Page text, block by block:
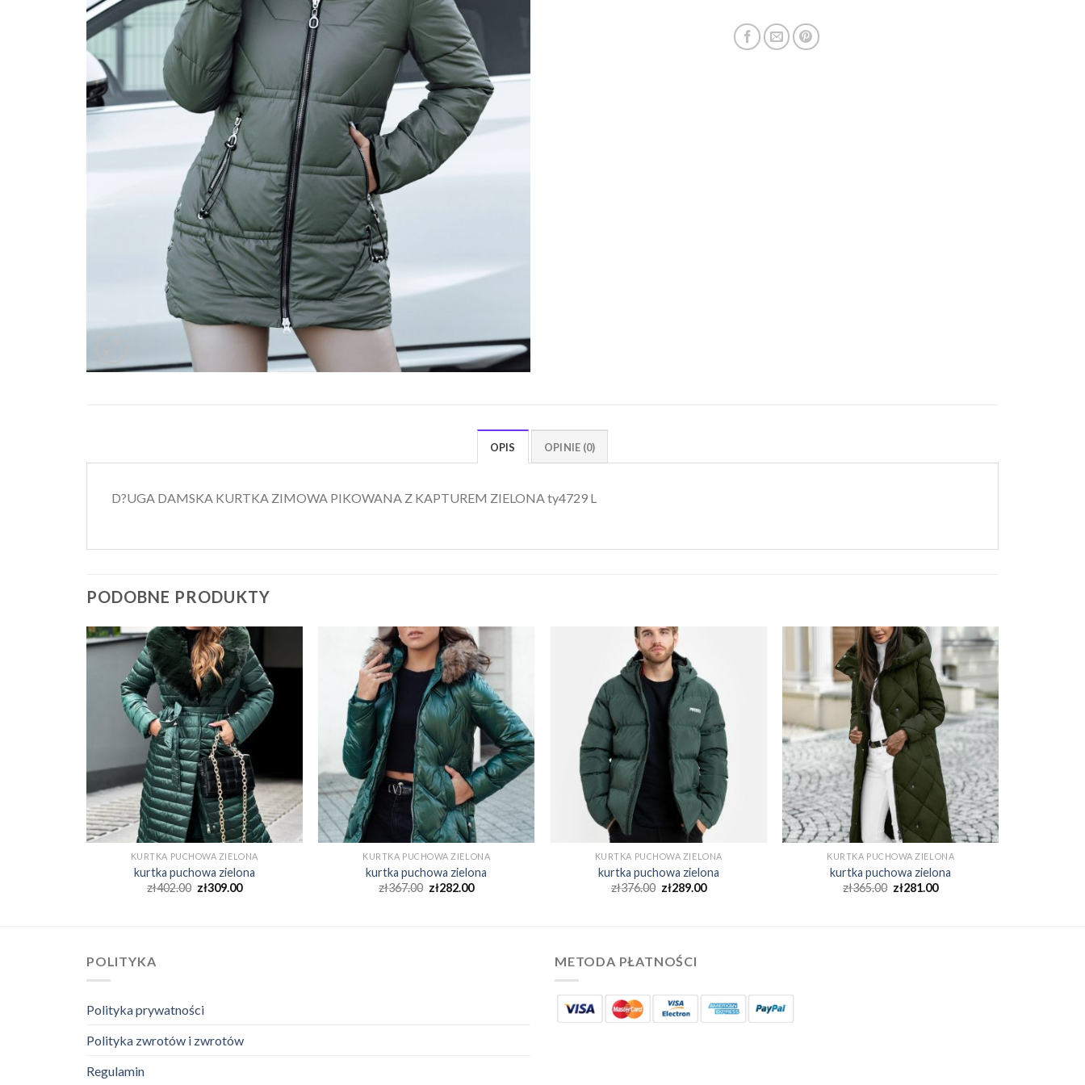
OPIS OPINIE (0)
D?UGA DAMSKA KURTKA ZIMOWA PIKOWANA Z KAPTUREM ZIELONA ty4729 L
PODOBNE PRODUKTY
KURTKA PUCHOWA ZIELONA
kurtka puchowa zielona
zł402.00 zł309.00
KURTKA PUCHOWA ZIELONA
kurtka puchowa zielona
zł367.00 zł282.00
KURTKA PUCHOWA ZIELONA
kurtka puchowa zielona
zł376.00 zł289.00
KURTKA PUCHOWA ZIELONA
kurtka puchowa zielona
zł365.00 zł281.00
POLITYKA
Polityka prywatności
Polityka zwrotów i zwrotów
Regulamin
METODA PŁATNOŚCI